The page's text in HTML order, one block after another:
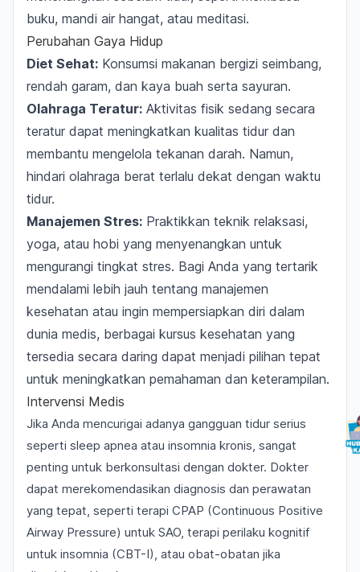
buku, mandi air hangat, atau meditasi.
Perubahan Gaya Hidup
Diet Sehat: Konsumsi makanan bergizi seimbang,
rendah garam, dan kaya buah serta sayuran.
Olahraga Teratur: Aktivitas fisik sedang secara
teratur dapat meningkatkan kualitas tidur dan
membantu mengelola tekanan darah. Namun,
hindari olahraga berat terlalu dekat dengan waktu
tidur.
Manajemen Stres: Praktikkan teknik relaksasi,
yoga, atau hobi yang menyenangkan untuk
mengurangi tingkat stres. Bagi Anda yang tertarik
mendalami lebih jauh tentang manajemen
kesehatan atau ingin mempersiapkan diri dalam
dunia medis, berbagai kursus kesehatan yang
tersedia secara daring dapat menjadi pilihan tepat
untuk meningkatkan pemahaman dan keterampilan.
Intervensi Medis
Jika Anda mencurigai adanya gangguan tidur serius
seperti sleep apnea atau insomnia kronis, sangat
penting untuk berkonsultasi dengan dokter. Dokter
dapat merekomendasikan diagnosis dan perawatan
yang tepat, seperti terapi CPAP (Continuous Positive
Airway Pressure) untuk SAO, terapi perilaku kognitif
untuk insomnia (CBT-I), atau obat-obatan jika